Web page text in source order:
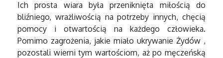
Ich prosta wiara była przeniknięta miłością do
bliźniego, wrażliwością na potrzeby innych, chęcią
pomocy i otwartością na każdego człowieka.
Pomimo zagrożenia, jakie miało ukrywanie Żydów ,
pozostali wierni tym wartościom, aż po męczeńską